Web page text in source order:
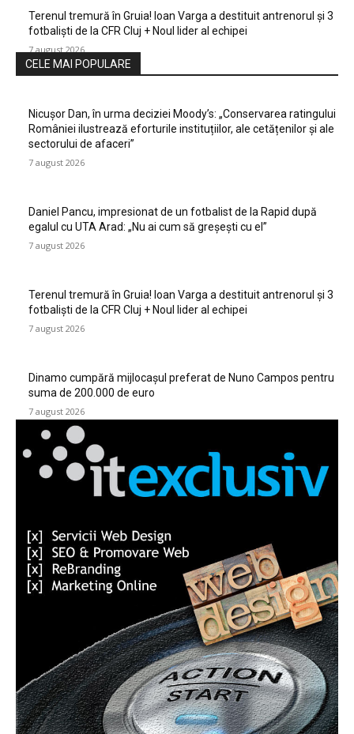
Terenul tremură în Gruia! Ioan Varga a destituit antrenorul și 3
fotbaliști de la CFR Cluj + Noul lider al echipei
7 august 2026
CELE MAI POPULARE
Nicușor Dan, în urma deciziei Moody’s: „Conservarea ratingului
României ilustrează eforturile instituțiilor, ale cetățenilor și ale
sectorului de afaceri”
7 august 2026
Daniel Pancu, impresionat de un fotbalist de la Rapid după
egalul cu UTA Arad: „Nu ai cum să greșești cu el”
7 august 2026
Terenul tremură în Gruia! Ioan Varga a destituit antrenorul și 3
fotbaliști de la CFR Cluj + Noul lider al echipei
7 august 2026
Dinamo cumpără mijlocașul preferat de Nuno Campos pentru
suma de 200.000 de euro
7 august 2026